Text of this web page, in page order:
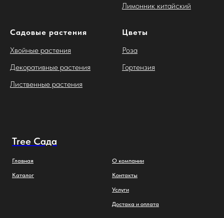
Лимонник китайский
Садовые растения
Хвойные растения
Декоративные растения
Лиственные растения
Цветы
Роза
Гортензия
Tree Сада
Главная
Каталог
О компании
Контакты
Услуги
Достака и оплата